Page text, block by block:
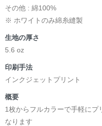
その他 : 綿100%
※ ホワイトのみ綿糸縫製
生地の厚さ
5.6 oz
印刷手法
インクジェットプリント
概要
1枚からフルカラーで手軽にプ
なります